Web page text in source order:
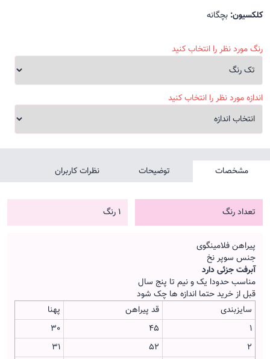
کلکسیون: بچگانه
رنگ مورد نظر را انتخاب کنید
اندازه مورد نظر را انتخاب کنید
مشخصات توضیحات نظرات کاربران
تعداد رنگ 1 رنگ
پیراهن فلامینگوی
جنس سوپر نخ
آبرفت جزئی دارد
مناسب حدودا یک و نیم تا پنج سال
قبل از خرید حتما اندازه ها چک شود
سایزبندی
قد پیراهن
پهنا
1
45
30
2
52
31